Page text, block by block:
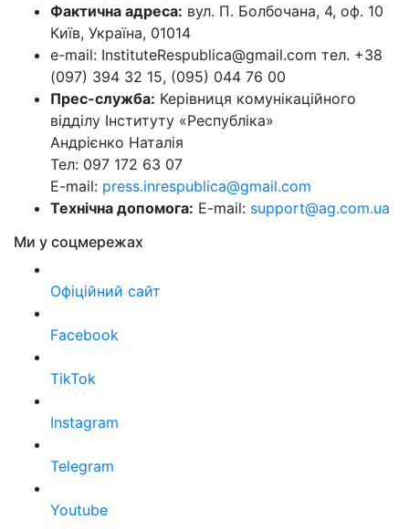
Фактична адреса: вул. П. Болбочана, 4, оф. 10
Київ, Україна, 01014
e-mail: InstituteRespublica@gmail.com тел. +38
(097) 394 32 15, (095) 044 76 00
Прес-служба: Керівниця комунікаційного
відділу Інституту «Республіка»
Андрієнко Наталія
Тел: 097 172 63 07
E-mail: press.inrespublica@gmail.com
Технічна допомога: E-mail: support@ag.com.ua
Ми у соцмережах
Офіційний сайт
Facebook
TikTok
Instagram
Telegram
Youtube